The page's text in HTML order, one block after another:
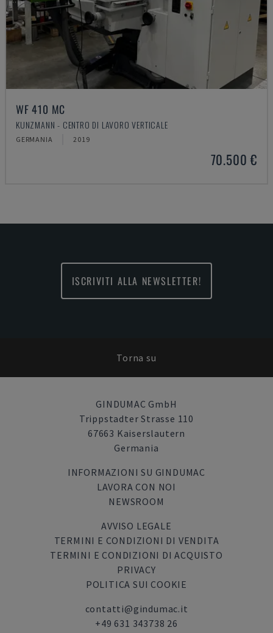
WF 410 MC
KUNZMANN - CENTRO DI LAVORO VERTICALE
GERMANIA 2019
70.500 €
ISCRIVITI ALLA NEWSLETTER!
Torna su
GINDUMAC GmbH
Trippstadter Strasse 110
67663 Kaiserslautern
Germania
INFORMAZIONI SU GINDUMAC
LAVORA CON NOI
NEWSROOM
AVVISO LEGALE
TERMINI E CONDIZIONI DI VENDITA
TERMINI E CONDIZIONI DI ACQUISTO
PRIVACY
POLITICA SUI COOKIE
contatti@gindumac.it
+49 631 343738 26